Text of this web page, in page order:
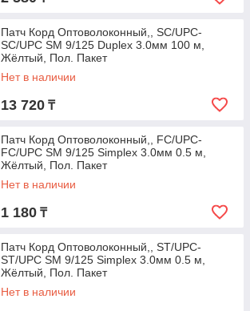
Патч Корд Оптоволоконный,, SC/UPC-
SC/UPC SM 9/125 Duplex 3.0мм 100 м,
Жёлтый, Пол. Пакет
Нет в наличии
13 720 ₸
Патч Корд Оптоволоконный,, FC/UPC-
FC/UPC SM 9/125 Simplex 3.0мм 0.5 м,
Жёлтый, Пол. Пакет
Нет в наличии
1 180 ₸
Патч Корд Оптоволоконный,, ST/UPC-
ST/UPC SM 9/125 Simplex 3.0мм 0.5 м,
Жёлтый, Пол. Пакет
Нет в наличии